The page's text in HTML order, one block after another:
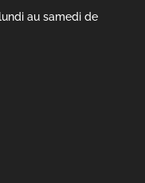
au samedi de